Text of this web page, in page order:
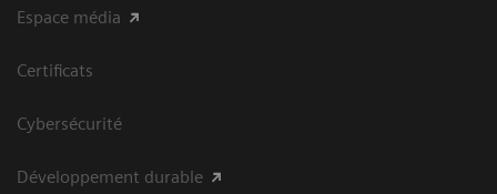
Espace média
Certificats
Cybersécurité
Développement durable